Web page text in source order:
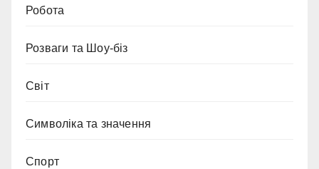
Робота
Розваги та Шоу-біз
Світ
Символіка та значення
Спорт